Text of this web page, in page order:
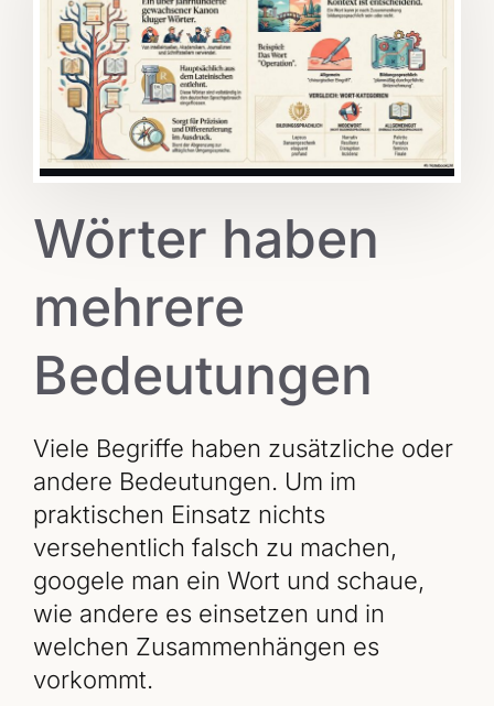
Wörter haben
mehrere
Bedeutungen
Viele Begriffe haben zusätzliche oder
andere Bedeutungen. Um im
praktischen Einsatz nichts
versehentlich falsch zu machen,
googele man ein Wort und schaue,
wie andere es einsetzen und in
welchen Zusammenhängen es
vorkommt.